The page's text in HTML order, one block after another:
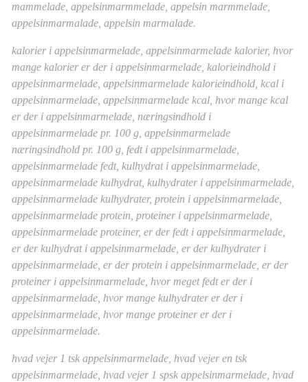
mammelade, appelsinmarmmelade, appelsin marmmelade,
appelsinmarmalade, appelsin marmalade.
kalorier i appelsinmarmelade, appelsinmarmelade kalorier, hvor
mange kalorier er der i appelsinmarmelade, kalorieindhold i
appelsinmarmelade, appelsinmarmelade kalorieindhold, kcal i
appelsinmarmelade, appelsinmarmelade kcal, hvor mange kcal
er der i appelsinmarmelade, næringsindhold i
appelsinmarmelade pr. 100 g, appelsinmarmelade
næringsindhold pr. 100 g, fedt i appelsinmarmelade,
appelsinmarmelade fedt, kulhydrat i appelsinmarmelade,
appelsinmarmelade kulhydrat, kulhydrater i appelsinmarmelade,
appelsinmarmelade kulhydrater, protein i appelsinmarmelade,
appelsinmarmelade protein, proteiner i appelsinmarmelade,
appelsinmarmelade proteiner, er der fedt i appelsinmarmelade,
er der kulhydrat i appelsinmarmelade, er der kulhydrater i
appelsinmarmelade, er der protein i appelsinmarmelade, er der
proteiner i appelsinmarmelade, hvor meget fedt er der i
appelsinmarmelade, hvor mange kulhydrater er der i
appelsinmarmelade, hvor mange proteiner er der i
appelsinmarmelade.
hvad vejer 1 tsk appelsinmarmelade, hvad vejer en tsk
appelsinmarmelade, hvad vejer 1 spsk appelsinmarmelade, hvad